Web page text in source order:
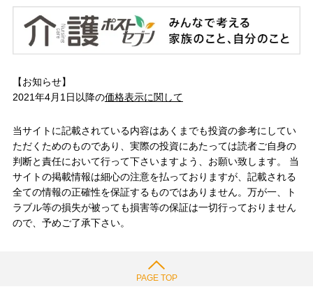
【お知らせ】
2021年4月1日以降の価格表示に関して
当サイトに記載されている内容はあくまでも投資の参考にしてい
ただくためのものであり、実際の投資にあたっては読者ご自身の
判断と責任において行って下さいますよう、お願い致します。 当
サイトの掲載情報は細心の注意を払っておりますが、記載される
全ての情報の正確性を保証するものではありません。万が一、ト
ラブル等の損失が被っても損害等の保証は一切行っておりません
ので、予めご了承下さい。
PAGE TOP